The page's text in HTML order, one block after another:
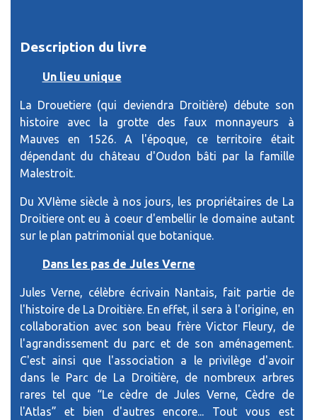
Description du livre
Un lieu unique
La Drouetiere (qui deviendra Droitière) débute son
histoire avec la grotte des faux monnayeurs à
Mauves en 1526. A l'époque, ce territoire était
dépendant du château d'Oudon bâti par la famille
Malestroit.
Du XVIème siècle à nos jours, les propriétaires de La
Droitiere ont eu à coeur d'embellir le domaine autant
sur le plan patrimonial que botanique.
Dans les pas de Jules Verne
Jules Verne, célèbre écrivain Nantais, fait partie de
l'histoire de La Droitière. En effet, il sera à l'origine, en
collaboration avec son beau frère Victor Fleury, de
l'agrandissement du parc et de son aménagement.
C'est ainsi que l'association a le privilège d'avoir
dans le Parc de La Droitière, de nombreux arbres
rares tel que “Le cèdre de Jules Verne, Cèdre de
l'Atlas” et bien d'autres encore... Tout vous est